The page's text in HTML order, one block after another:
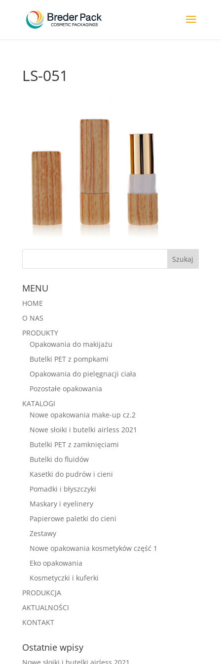
LS-051
MENU
HOME
O NAS
PRODUKTY
Opakowania do makijażu
Butelki PET z pompkami
Opakowania do pielęgnacji ciała
Pozostałe opakowania
KATALOGI
Nowe opakowania make-up cz.2
Nowe słoiki i butelki airless 2021
Butelki PET z zamknięciami
Butelki do fluidów
Kasetki do pudrów i cieni
Pomadki i błyszczyki
Maskary i eyelinery
Papierowe paletki do cieni
Zestawy
Nowe opakowania kosmetyków część 1
Eko opakowania
Kosmetyczki i kuferki
PRODUKCJA
AKTUALNOŚCI
KONTAKT
Ostatnie wpisy